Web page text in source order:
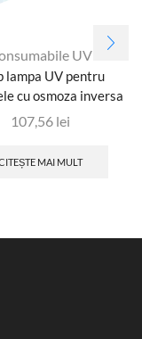
UV
lampa UV pentru
cu osmoza inversa
107,56 lei
MAI MULT